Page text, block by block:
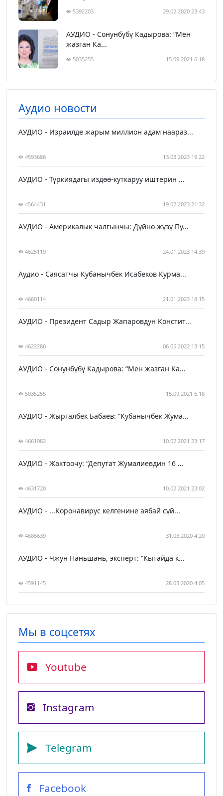
5392203 29.02.2020 23:43
АУДИО - Сонунбүбү Кадырова: “Мен
жазган Ка...
5035255 15.09.2021 6:18
Аудио новости
АУДИО - Израилде жарым миллион адам наараз...
4593686 13.03.2023 19:22
АУДИО - Түркиядагы издөө-куткаруу иштерин ...
4564431 19.02.2023 21:32
АУДИО - Америкалык чалгынчы: Дүйнө жүзү Пу...
4625119 24.01.2023 14:39
Аудио - Саясатчы Кубанычбек Исабеков Курма...
4660114 21.01.2023 18:15
АУДИО - Президент Садыр Жапаровдун Констит...
4622280 06.05.2022 13:15
АУДИО - Сонунбүбү Кадырова: “Мен жазган Ка...
5035255 15.09.2021 6:18
АУДИО - Жыргалбек Бабаев: “Кубанычбек Жума...
4661082 10.02.2021 23:17
АУДИО - Жактоочу: “Депутат Жумалиевдин 16 ...
4631720 10.02.2021 23:02
АУДИО - ...Коронавирус келгенине аябай сүй...
4686639 31.03.2020 4:20
АУДИО - Чжун Наньшань, эксперт: “Кытайда к...
4591145 28.03.2020 4:05
Мы в соцсетях
Youtube
Instagram
Telegram
Facebook